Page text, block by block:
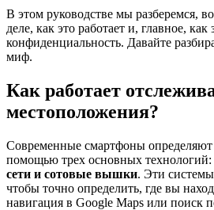
В этом руководстве мы разберемся,
деле, как это работает и, главное,
конфиденциальность. Давайте
миф.
Как работает
местоположения?
Современные смартфоны
помощью трех основных технологий:
сети и сотовые вышки. Эти
чтобы точно определить, где вы
навигация в Google Maps или поиск